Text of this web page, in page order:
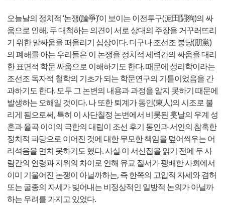
오늘날의 정치적 ‘논쟁(論爭)’이 보이는 이전투구(泥田鬪狗)의 싸
움으로 인해, 두 대척하는 의견이 서로 상대의 주장을 거꾸러뜨리
기 위한 말싸움을 떠올리기 십상이다. 더구나 조선조 붕당(朋黨)
의 폐해를 아는 우리들은 이 논쟁을 정치적 세력간의 싸움을 대리
한 표면적 학문 싸움으로 이해하기도 한다. 때문에 성리학이라는
조선조 독자적 철학의 기초가 되는 학문연구의 기틀이었음을 간
과하기도 한다. 모두 그 논변의 내용과 과정을 알지 못하기 때문에
발생하는 오해일 것이다. 나 또한 퇴계가 동인(東人)의 시조로 불
리게 됨으로써, 특히 이 사단칠정 논변에서 비롯된 훗날의 우계 성
혼과 율곡 이이의 극한의 대립이 조선 후기 동인과 서인의 참혹한
정치적 파당으로 이어진 것에 대한 무모한 책임을 덮어씌우는 어
리석음을 면치 못하기도 했다. 사실 이 서신집을 읽기 전에 두 사
람간의 연령과 지위의 차이로 인해 유교 질서가 팽배한 사회에서
이미 기울어진 논쟁이 아닐까하는, 즉 한쪽의 고압적 자세와 겸허
또는 굴종의 자세가 빚어내는 비정상적인 일방적 논의가 아닐까
하는 우려를 가지고 있었다.